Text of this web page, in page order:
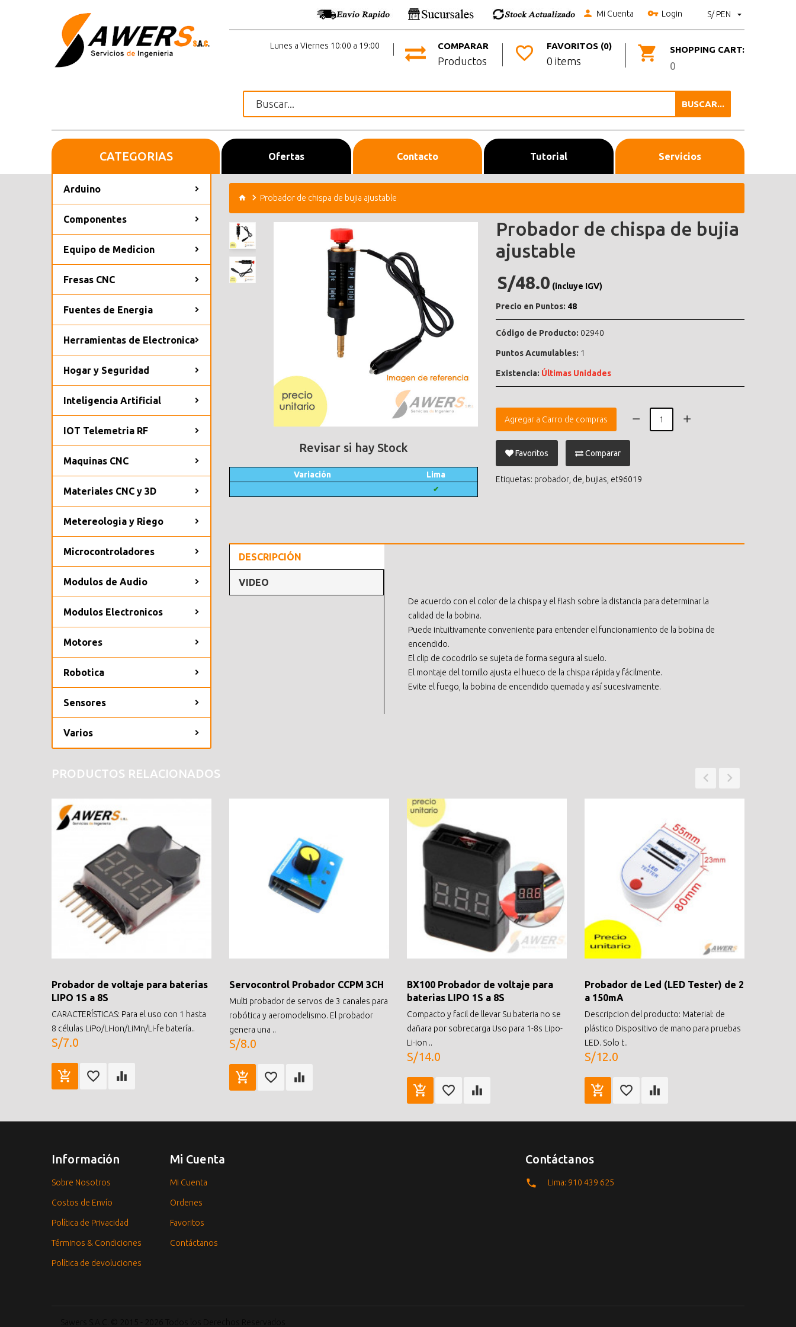
S/ PEN
Mi Cuenta Login
SHOPPING CART:
0
FAVORITOS (0)
0 items
COMPARAR
Productos
Lunes a Viernes 10:00 a 19:00
BUSCAR...
Inicio Ofertas Contacto Tutorial Servicios
CATEGORIAS
Arduino
Componentes
Equipo de Medicion
Fresas CNC
Fuentes de Energia
Herramientas de Electronica
Hogar y Seguridad
Inteligencia Artificial
IOT Telemetria RF
Maquinas CNC
Materiales CNC y 3D
Metereologia y Riego
Microcontroladores
Modulos de Audio
Modulos Electronicos
Motores
Robotica
Sensores
Varios
Probador de chispa de bujia ajustable
Revisar si hay Stock
Variación Lima
✔
Probador de chispa de bujia
ajustable
S/48.0 (incluye IGV)
Precio en Puntos: 48
Código de Producto: 02940
Puntos Acumulables: 1
Existencia: Últimas Unidades
Agregar a Carro de compras
Favoritos Comparar
Etiquetas: probador de bujias et96019
DESCRIPCIÓN
VIDEO
De acuerdo con el color de la chispa y el flash sobre la distancia para determinar la
calidad de la bobina.
Puede intuitivamente conveniente para entender el funcionamiento de la bobina de
encendido.
El clip de cocodrilo se sujeta de forma segura al suelo.
El montaje del tornillo ajusta el hueco de la chispa rápida y fácilmente.
Evite el fuego, la bobina de encendido quemada y así sucesivamente.
PRODUCTOS RELACIONADOS
Probador de voltaje para baterias
LIPO 1S a 8S
CARACTERÍSTICAS: Para el uso con 1 hasta
8 células LiPo/Li-ion/LiMn/Li-fe batería..
S/7.0
Servocontrol Probador CCPM 3CH
Multi probador de servos de 3 canales para
robótica y aeromodelismo. El probador
genera una ..
S/8.0
BX100 Probador de voltaje para
baterias LIPO 1S a 8S
Compacto y facil de llevar Su bateria no se
dañara por sobrecarga Uso para 1-8s Lipo-
Li-ion ..
S/14.0
Probador de Led (LED Tester) de 2
a 150mA
Descripcion del producto: Material: de
plástico Dispositivo de mano para pruebas
LED. Solo t..
S/12.0
Información
Sobre Nosotros
Costos de Envío
Política de Privacidad
Términos & Condiciones
Política de devoluciones
Mi Cuenta
Mi Cuenta
Ordenes
Favoritos
Contáctanos
Contáctanos
Lima: 910 439 625